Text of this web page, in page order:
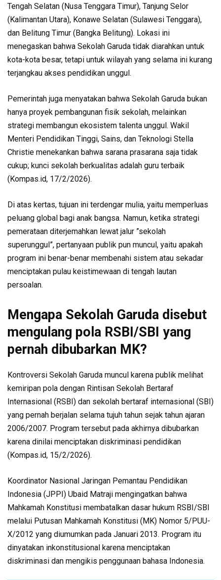
Tengah Selatan (Nusa Tenggara Timur), Tanjung Selor
(Kalimantan Utara), Konawe Selatan (Sulawesi Tenggara),
dan Belitung Timur (Bangka Belitung). Lokasi ini
menegaskan bahwa Sekolah Garuda tidak diarahkan untuk
kota-kota besar, tetapi untuk wilayah yang selama ini kurang
terjangkau akses pendidikan unggul.
Pemerintah juga menyatakan bahwa Sekolah Garuda bukan
hanya proyek pembangunan fisik sekolah, melainkan
strategi membangun ekosistem talenta unggul. Wakil
Menteri Pendidikan Tinggi, Sains, dan Teknologi Stella
Christie menekankan bahwa sarana prasarana saja tidak
cukup; kunci sekolah berkualitas adalah guru terbaik
(Kompas.id, 17/2/2026).
Di atas kertas, tujuan ini terdengar mulia, yaitu memperluas
peluang global bagi anak bangsa. Namun, ketika strategi
pemerataan diterjemahkan lewat jalur ”sekolah
superunggul”, pertanyaan publik pun muncul, yaitu apakah
program ini benar-benar membenahi sistem atau sekadar
menciptakan pulau keistimewaan di tengah lautan
persoalan.
Mengapa Sekolah Garuda disebut
mengulang pola RSBI/SBI yang
pernah dibubarkan MK?
Kontroversi Sekolah Garuda muncul karena publik melihat
kemiripan pola dengan Rintisan Sekolah Bertaraf
Internasional (RSBI) dan sekolah bertaraf internasional (SBI)
yang pernah berjalan selama tujuh tahun sejak tahun ajaran
2006/2007. Program tersebut pada akhirnya dibubarkan
karena dinilai menciptakan diskriminasi pendidikan
(Kompas.id, 15/2/2026).
Koordinator Nasional Jaringan Pemantau Pendidikan
Indonesia (JPPI) Ubaid Matraji mengingatkan bahwa
Mahkamah Konstitusi membatalkan dasar hukum RSBI/SBI
melalui Putusan Mahkamah Konstitusi (MK) Nomor 5/PUU-
X/2012 yang diumumkan pada Januari 2013. Program itu
dinyatakan inkonstitusional karena menciptakan
diskriminasi dan mengikis penggunaan bahasa Indonesia.